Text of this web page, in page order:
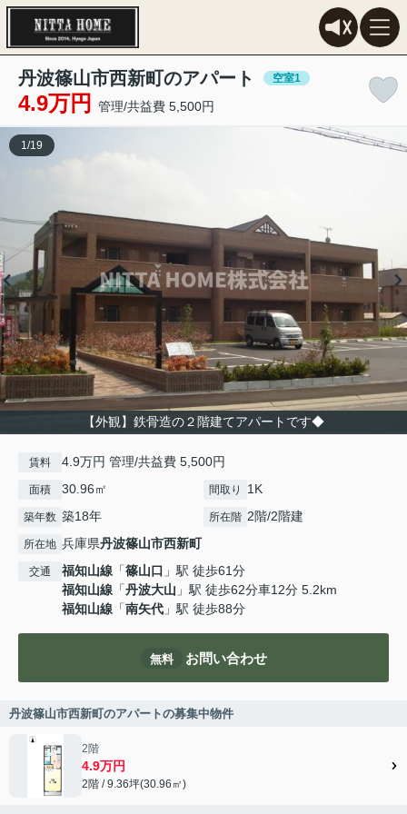
丹波篠山市西新町のアパート 空室1
4.9万円 管理/共益費 5,500円
【外観】鉄骨造の２階建てアパートです◆
1/19
賃料 4.9万円 管理/共益費 5,500円
面積 30.96㎡ 間取り 1K
築年数 築18年 所在階 2階/2階建
所在地 兵庫県丹波篠山市西新町
交通 福知山線 「篠山口 」駅 徒歩61分
福知山線 「丹波大山 」駅 徒歩62分車12分 5.2km
福知山線 「南矢代 」駅 徒歩88分
無料 お問い合わせ
丹波篠山市西新町のアパートの募集中物件
2階
4.9万円
2階 / 9.36坪(30.96㎡)